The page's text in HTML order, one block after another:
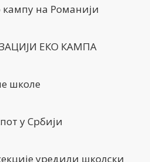
на Романији
ЕКО КАМПА
школе
у Србији
уредили школски